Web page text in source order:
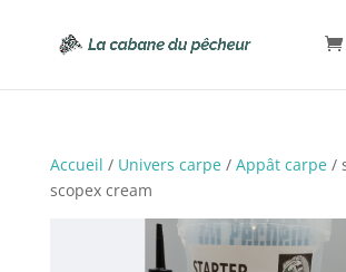
Accueil / Univers carpe/ Appât carpe/
scopex cream